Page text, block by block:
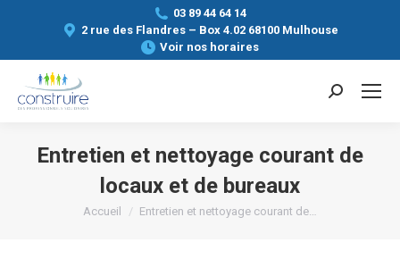
03 89 44 64 14
2 rue des Flandres – Box 4.02 68100 Mulhouse
Voir nos horaires
Search:
Entretien et nettoyage courant de
locaux et de bureaux
Vous êtes ici :
Accueil Entretien et nettoyage courant de…